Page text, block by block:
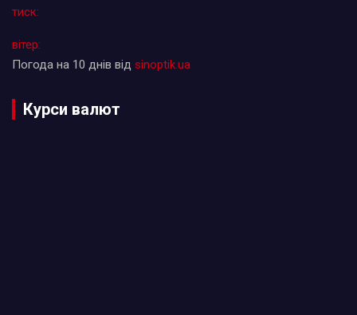
тиск:
вітер:
Погода на 10 днів від sinoptik.ua
Курси валют